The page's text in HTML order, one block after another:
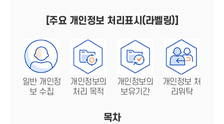
[주요 개인정보 처리표시(라벨링)]
일반 개인정
보 수집
개인정보의
처리 목적
개인정보의
보유기간
개인정보 처
리위탁
목차